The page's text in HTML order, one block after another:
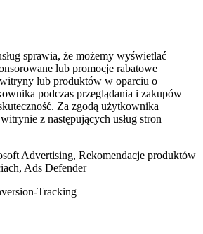
sprawia, że możemy wyświetlać
lub promocje rabatowe
lub produktów w oparciu o
podczas przeglądania i zakupów
Za zgodą użytkownika
z następujących usług stron
Advertising, Rekomendacje produktów
Ads Defender
Tracking